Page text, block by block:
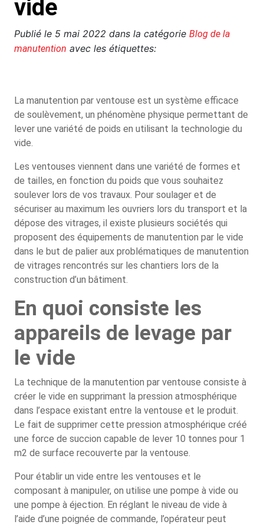
vide
Publié le 5 mai 2022 dans la catégorie Blog de la
manutention avec les étiquettes:
La manutention par ventouse est un système efficace
de soulèvement, un phénomène physique permettant de
lever une variété de poids en utilisant la technologie du
vide.
Les ventouses viennent dans une variété de formes et
de tailles, en fonction du poids que vous souhaitez
soulever lors de vos travaux. Pour soulager et de
sécuriser au maximum les ouvriers lors du transport et la
dépose des vitrages, il existe plusieurs sociétés qui
proposent des équipements de manutention par le vide
dans le but de palier aux problématiques de manutention
de vitrages rencontrés sur les chantiers lors de la
construction d’un bâtiment.
En quoi consiste les
appareils de levage par
le vide
La technique de la manutention par ventouse consiste à
créer le vide en supprimant la pression atmosphérique
dans l’espace existant entre la ventouse et le produit.
Le fait de supprimer cette pression atmosphérique créé
une force de succion capable de lever 10 tonnes pour 1
m2 de surface recouverte par la ventouse.
Pour établir un vide entre les ventouses et le
composant à manipuler, on utilise une pompe à vide ou
une pompe à éjection. En réglant le niveau de vide à
l’aide d’une poignée de commande, l’opérateur peut